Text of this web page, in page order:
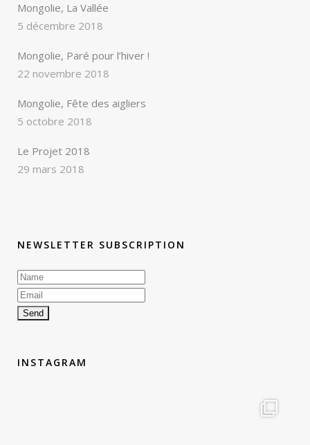
Mongolie, La Vallée
5 décembre 2018
Mongolie, Paré pour l’hiver !
22 novembre 2018
Mongolie, Fête des aigliers
5 octobre 2018
Le Projet 2018
29 mars 2018
NEWSLETTER SUBSCRIPTION
INSTAGRAM